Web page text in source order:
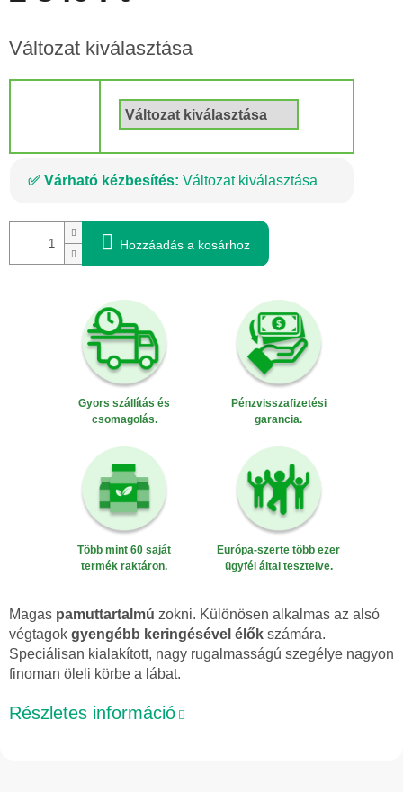
Változat kiválasztása
Várható kézbesítés: Változat kiválasztása
Hozzáadás a kosárhoz
Gyors szállítás és
csomagolás.
Pénzvisszafizetési
garancia.
Több mint 60 saját
termék raktáron.
Európa-szerte több ezer
ügyfél által tesztelve.
Magas pamut­tartalmú zokni. Különösen alkalmas az alsó
végtagok gyengébb keringésével élők számára.
Speciálisan kialakított, nagy rugalmasságú szegélye nagyon
finoman öleli körbe a lábat.
Részletes információ